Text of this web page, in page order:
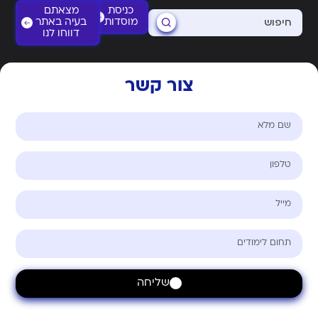
כניסת
מוסדות
מצאתם
בעיה באתר
דווחו לנו
צור קשר
שליחה